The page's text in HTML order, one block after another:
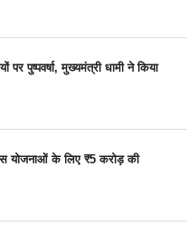
पर पुष्पवर्षा, मुख्यमंत्री धामी ने किया
योजनाओं के लिए ₹5 करोड़ की